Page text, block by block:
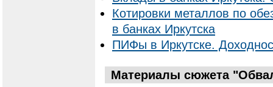
Котировки металлов по
в банках Иркутска
ПИФы в Иркутске.
Материалы сюжета